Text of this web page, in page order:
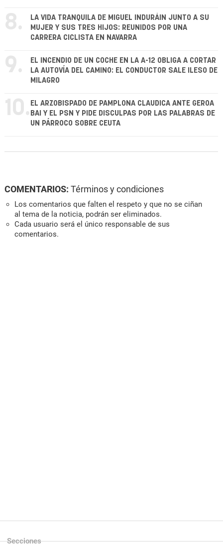
8.
LA VIDA TRANQUILA DE MIGUEL INDURÁIN JUNTO A SU
MUJER Y SUS TRES HIJOS: REUNIDOS POR UNA
CARRERA CICLISTA EN NAVARRA
9.
EL INCENDIO DE UN COCHE EN LA A-12 OBLIGA A CORTAR
LA AUTOVÍA DEL CAMINO: EL CONDUCTOR SALE ILESO DE
MILAGRO
10. EL ARZOBISPADO DE PAMPLONA CLAUDICA ANTE GEROA
BAI Y EL PSN Y PIDE DISCULPAS POR LAS PALABRAS DE
UN PÁRROCO SOBRE CEUTA
COMENTARIOS: Términos y condiciones
Los comentarios que falten el respeto y que no se ciñan
al tema de la noticia, podrán ser eliminados.
Cada usuario será el único responsable de sus
comentarios.
Secciones